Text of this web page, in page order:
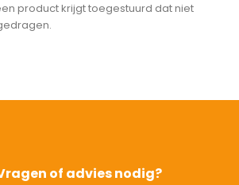
product krijgt toegestuurd dat niet
of advies nodig?